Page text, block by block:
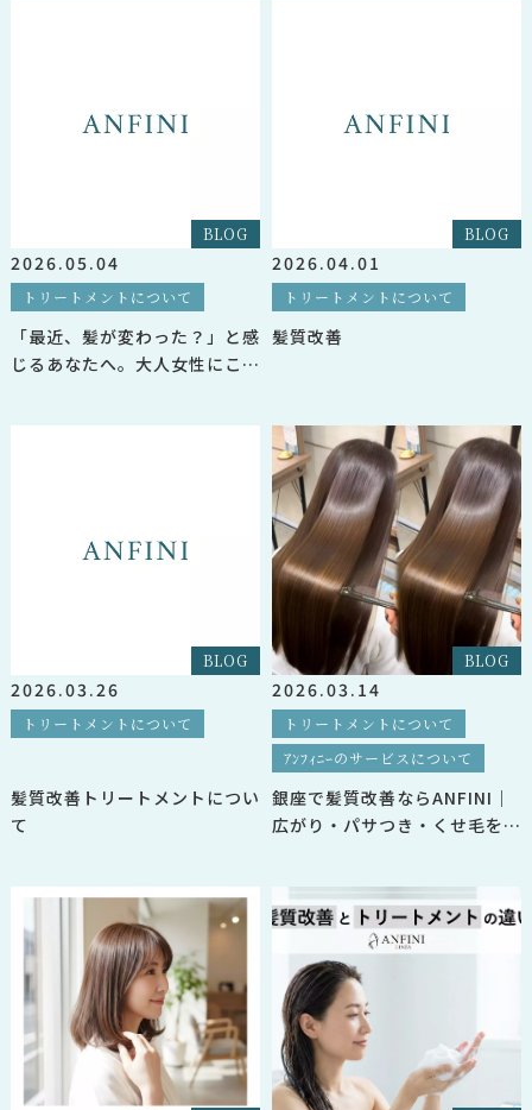
BLOG
2026.05.04
トリートメントについて
「最近、髪が変わった？」と感
じるあなたへ。大人女性にこそ
BLOG
2026.04.01
トリートメントについて
髪質改善
BLOG
2026.03.26
トリートメントについて
髪質改善トリートメントについ
て
BLOG
2026.03.14
トリートメントについて
ｱﾝﾌｨﾆｰのサービスについて
銀座で髪質改善ならANFINI｜
広がり・パサつき・くせ毛を美